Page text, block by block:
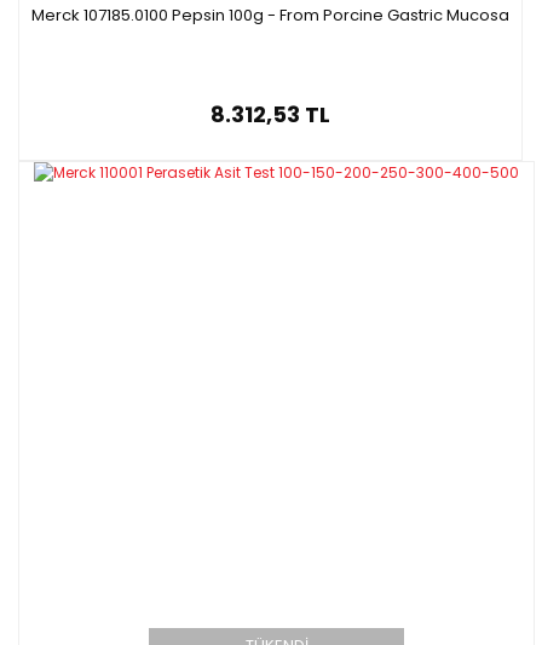
Merck 107185.0100 Pepsin 100g - From Porcine Gastric Mucosa
8.312,53 TL